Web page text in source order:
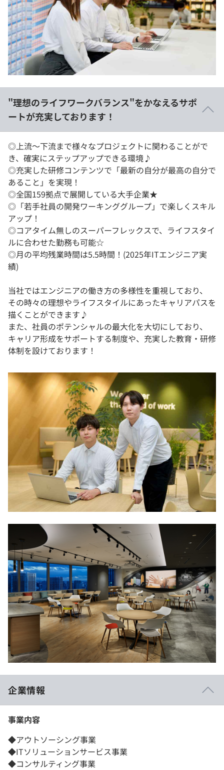
"理想のライフワークバランス"をかなえるサポ
ートが充実しております！
◎上流～下流まで様々なプロジェクトに関わることがで
き、確実にステップアップできる環境♪
◎充実した研修コンテンツで「最新の自分が最高の自分で
あること」を実現！
◎全国159拠点で展開している大手企業★
◎「若手社員の開発ワーキンググループ」で楽しくスキル
アップ！
◎コアタイム無しのスーパーフレックスで、ライフスタイ
ルに合わせた勤務も可能☆
◎月の平均残業時間は5.5時間！(2025年ITエンジニア実
績)
当社ではエンジニアの働き方の多様性を重視しており、
その時々の理想やライフスタイルにあったキャリアパスを
描くことができます♪
また、社員のポテンシャルの最大化を大切にしており、
キャリア形成をサポートする制度や、充実した教育・研修
体制を設けております！
企業情報
事業内容
◆アウトソーシング事業
◆ITソリューションサービス事業
◆コンサルティング事業